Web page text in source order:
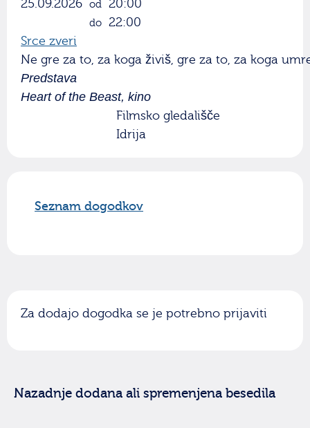
25.09.2026 od
do
20:00
22:00
Srce zveri
Ne gre za to, za koga živiš, gre za to, za koga
Predstava
Heart of the Beast, kino
Filmsko gledališče
Idrija
Seznam dogodkov
Za dodajo dogodka se je potrebno prijaviti
Nazadnje dodana ali spremenjena besedila